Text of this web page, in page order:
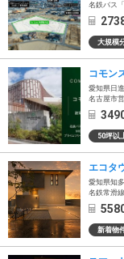
名鉄バス
大規模
コモン
愛知県日
名古屋市
50坪以
エコタ
愛知県知
名鉄常滑
新着物